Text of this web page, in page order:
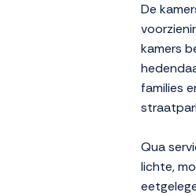
De
kamers
families
Qua
lichte,